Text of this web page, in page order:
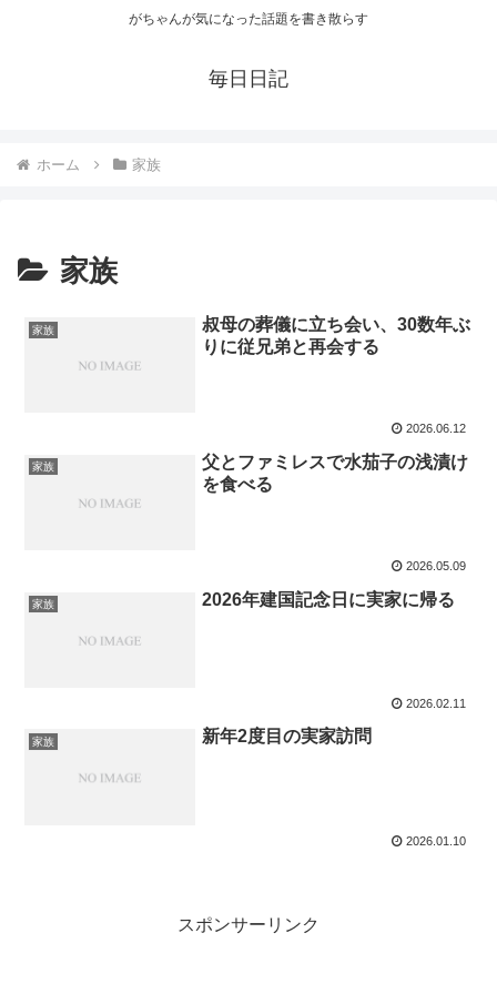
がちゃんが気になった話題を書き散らす
毎日日記
ホーム 家族
家族
家族
叔母の葬儀に立ち会い、30数年ぶ
りに従兄弟と再会する
2026.06.12
家族
父とファミレスで水茄子の浅漬け
を食べる
2026.05.09
家族 2026年建国記念日に実家に帰る
2026.02.11
家族 新年2度目の実家訪問
2026.01.10
スポンサーリンク